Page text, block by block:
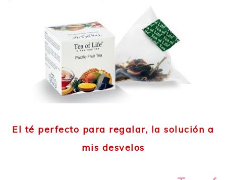
El té perfecto para regalar, la solución a
mis desvelos